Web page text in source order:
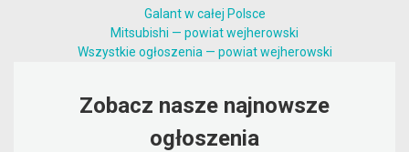
Galant w całej Polsce
Mitsubishi — powiat wejherowski
Wszystkie ogłoszenia — powiat wejherowski
Zobacz nasze najnowsze
ogłoszenia